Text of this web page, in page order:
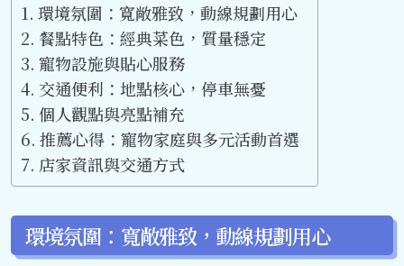
環境氛圍：寬敞雅致，動線規劃用心
餐點特色：經典菜色，質量穩定
寵物設施與貼心服務
交通便利：地點核心，停車無憂
個人觀點與亮點補充
推薦心得：寵物家庭與多元活動首選
店家資訊與交通方式
環境氛圍：寬敞雅致，動線規劃用心